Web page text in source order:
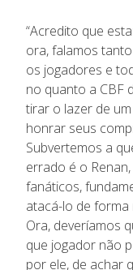
“Acredito que
ora, falamos
os jogadores e
no quanto a CBF
tirar o lazer de
honrar seus
Subvertemos a
errado é o
fanáticos,
atacá-lo de forma
Ora, deveríamos
que jogador não
por ele, de achar